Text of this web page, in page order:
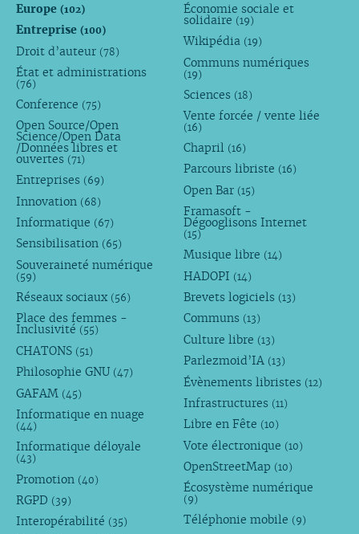
Europe (102)
Entreprise (100)
Droit d’auteur (78)
État et administrations
(76)
Conference (75)
Open Source/Open
Science/Open Data
/Données libres et
ouvertes (71)
Entreprises (69)
Innovation (68)
Informatique (67)
Sensibilisation (65)
Souveraineté numérique
(59)
Réseaux sociaux (56)
Place des femmes -
Inclusivité (55)
CHATONS (51)
Philosophie GNU (47)
GAFAM (45)
Informatique en nuage
(44)
Informatique déloyale
(43)
Promotion (40)
RGPD (39)
Interopérabilité (35)
Économie sociale et
solidaire (19)
Wikipédia (19)
Communs numériques
(19)
Sciences (18)
Vente forcée / vente liée
(16)
Chapril (16)
Parcours libriste (16)
Open Bar (15)
Framasoft -
Dégooglisons Internet
(15)
Musique libre (14)
HADOPI (14)
Brevets logiciels (13)
Communs (13)
Culture libre (13)
Parlezmoid’IA (13)
Évènements libristes (12)
Infrastructures (11)
Libre en Fête (10)
Vote électronique (10)
OpenStreetMap (10)
Écosystème numérique
(9)
Téléphonie mobile (9)